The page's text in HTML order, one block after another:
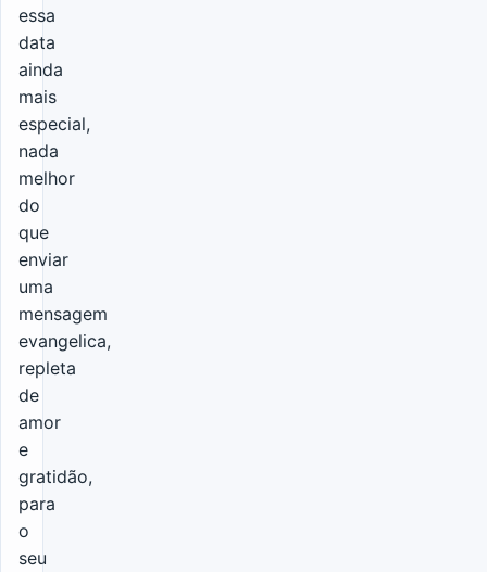
essa
data
ainda
mais
especial,
nada
melhor
do
que
enviar
uma
mensagem
evangelica,
repleta
de
amor
e
gratidão,
para
o
seu